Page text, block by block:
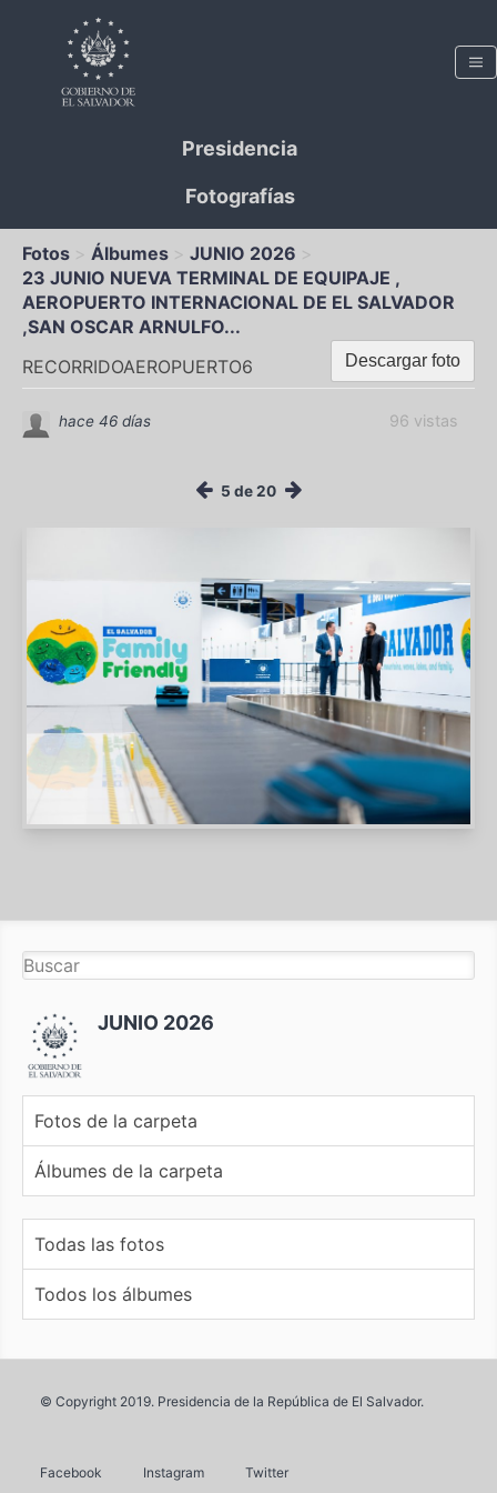
Presidencia
Fotografías
Fotos Álbumes
JUNIO 2026
23 JUNIO NUEVA TERMINAL DE EQUIPAJE ,
AEROPUERTO INTERNACIONAL DE EL SALVADOR
,SAN OSCAR ARNULFO...
Descargar foto
RECORRIDOAEROPUERTO6
96 vistas
hace 46 días
5 de 20
JUNIO 2026
Fotos de la carpeta
Álbumes de la carpeta
Todas las fotos
Todos los álbumes
© Copyright 2019. Presidencia de la República de El Salvador.
Facebook Instagram Twitter